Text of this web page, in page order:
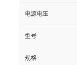
电源电压
型号
规格